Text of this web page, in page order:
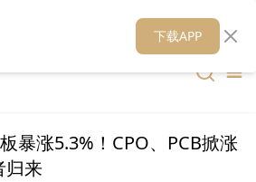
财华媒体矩阵 财华智库
暴涨5.3%！CPO、PCB掀涨
归来
下载APP